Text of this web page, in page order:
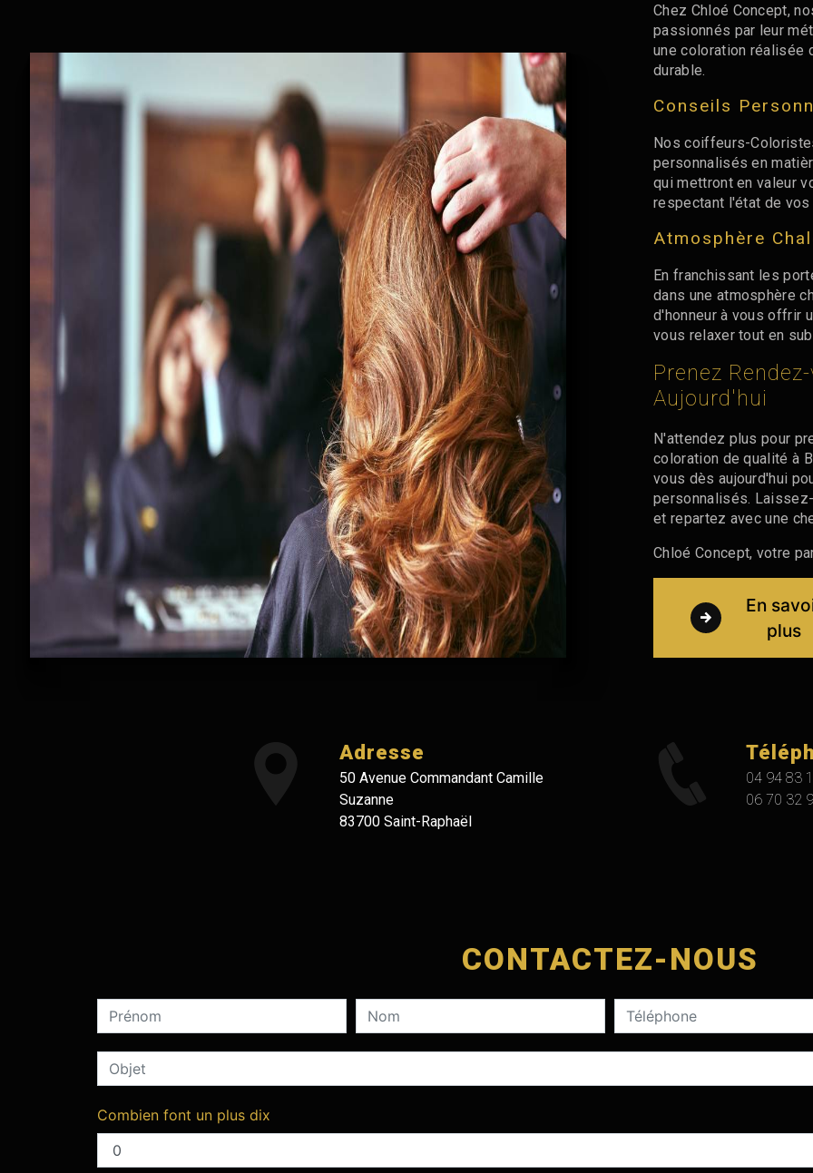
Chez Chloé Concept,
passionnés par leur
une coloration réalisée
durable.
Conseils
Nos coiffeurs-
personnalisés en
qui mettront en valeur
respectant l'état de vos
Atmosphère
En franchissant les
dans une atmosphère
d'honneur à vous offrir
vous relaxer tout en
Prenez
Aujourd'hui
N'attendez plus pour
coloration de qualité à
vous dès aujourd'hui
personnalisés.
et repartez avec une
Chloé Concept, votre
En
plus
Adresse
50 Avenue Commandant Camille
Suzanne
83700 Saint-Raphaël
04 94 83
06 70 32
CONTACTEZ-NOUS
Combien font un plus dix